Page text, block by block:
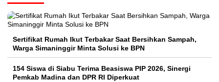
Sertifikat Rumah Ikut Terbakar Saat Bersihkan Sampah,
Warga Simaninggir Minta Solusi ke BPN
154 Siswa di Siabu Terima Beasiswa PIP 2026, Sinergi
Pemkab Madina dan DPR RI Diperkuat